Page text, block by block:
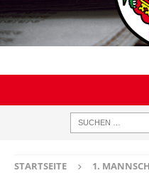
STARTSEITE 1.